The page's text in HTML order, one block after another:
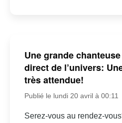
Une grande
direct de l’univers:
très attendue!
Publié le lundi 20 avril à 00:11
Serez-vous au rendez-